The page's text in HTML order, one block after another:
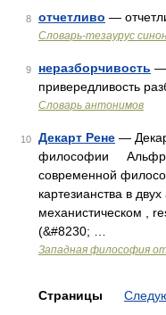
8 отчетливо —
Словарь-тезаурус
9 неразборчивость —
привередливость
Словарь антонимов
10 Декарт Рене —
философии
современной
картезианства в
механистическом ,
(&#8230; …
Западная философия
Страницы